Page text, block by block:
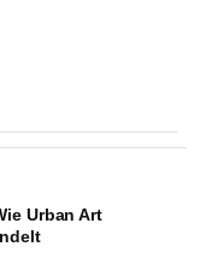
Urban Art